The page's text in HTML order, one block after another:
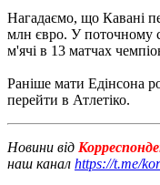
Нагадаємо, що Кавані
млн євро. У поточному
м'ячі в 13 матчах
Раніше мати Едінсона
перейти в Атлетіко.
Новини від
наш канал https://t.me/